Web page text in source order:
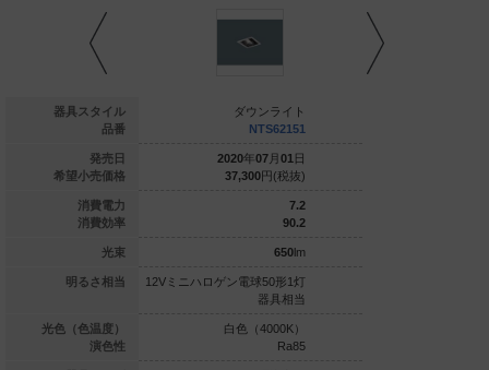
器具スタイル
品番
発売日
希望小売価格
消費電力
消費効率
光束
明るさ相当
光色（色温度）
演色性
ダウンライト
円(税抜)
7.2
89.5
電球50形1灯
色（3500K）
ダウンライト
NTS62151
2020年07 月 01 日
37,300円(税抜)
7.2
90.2
650lm
12Vミニハロゲン電球50形1灯
器具相当
白色（4000K）
Ra85